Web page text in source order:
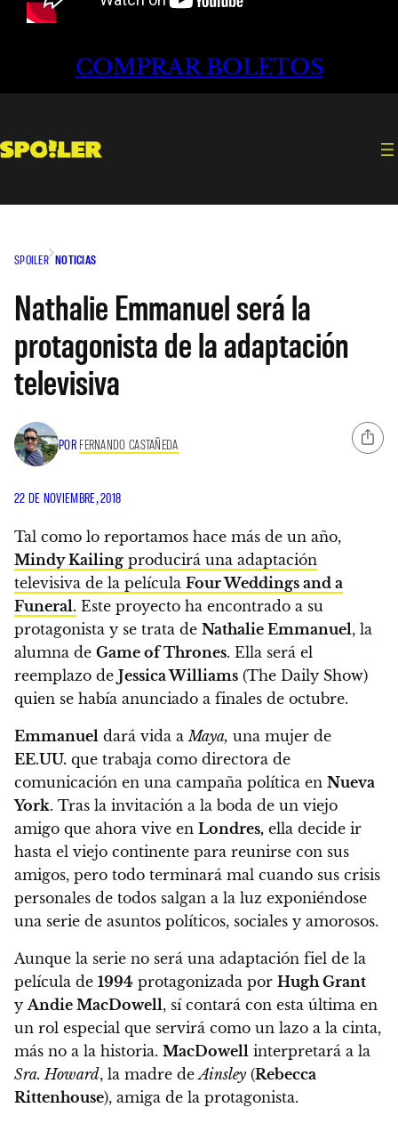
COMPRAR BOLETOS
SPOILER NOTICIAS
Nathalie Emmanuel será la
protagonista de la adaptación
televisiva
POR FERNANDO CASTAÑEDA
22 DE NOVIEMBRE, 2018
Tal como lo reportamos hace más de un año,
Mindy Kailing producirá una adaptación
televisiva de la película Four Weddings and a
Funeral. Este proyecto ha encontrado a su
protagonista y se trata de Nathalie Emmanuel, la
alumna de Game of Thrones. Ella será el
reemplazo de Jessica Williams (The Daily Show)
quien se había anunciado a finales de octubre.
Emmanuel dará vida a Maya, una mujer de
EE.UU. que trabaja como directora de
comunicación en una campaña política en Nueva
York. Tras la invitación a la boda de un viejo
amigo que ahora vive en Londres, ella decide ir
hasta el viejo continente para reunirse con sus
amigos, pero todo terminará mal cuando sus crisis
personales de todos salgan a la luz exponiéndose
una serie de asuntos políticos, sociales y amorosos.
Aunque la serie no será una adaptación fiel de la
película de 1994 protagonizada por Hugh Grant
y Andie MacDowell, sí contará con esta última en
un rol especial que servirá como un lazo a la cinta,
más no a la historia. MacDowell interpretará a la
Sra. Howard, la madre deAinsley (Rebecca
Rittenhouse), amiga de la protagonista.